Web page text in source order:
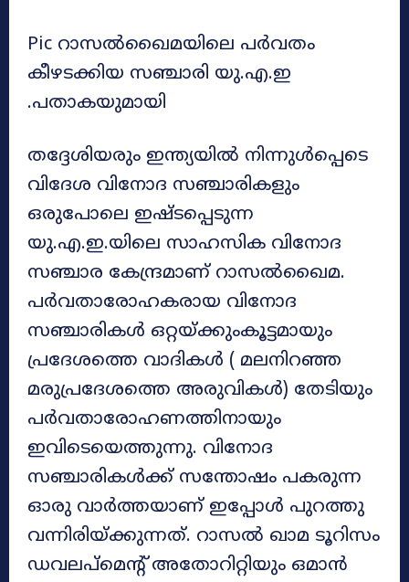
Pic റാസൽഖൈമയിലെ പർവതം
കീഴടക്കിയ സഞ്ചാരി യു.എ.ഇ
.പതാകയുമായി
തദ്ദേശിയരും ഇന്ത്യയിൽ നിന്നുൾപ്പെടെ
വിദേശ വിനോദ സഞ്ചാരികളും
ഒരുപോലെ ഇഷ്ടപ്പെടുന്ന
യു.എ.ഇ.യിലെ സാഹസിക വിനോദ
സഞ്ചാര കേന്ദ്രമാണ് റാസൽഖൈമ.
പർവതാരോഹകരായ വിനോദ
സഞ്ചാരികൾ ഒറ്റയ്ക്കുംകൂട്ടമായും
പ്രദേശത്തെ വാദികൾ ( മലനിറഞ്ഞ
മരുപ്രദേശത്തെ അരുവികൾ) തേടിയും
പർവതാരോഹണത്തിനായും
ഇവിടെയെത്തുന്നു. വിനോദ
സഞ്ചാരികൾക്ക് സന്തോഷം പകരുന്ന
ഓരു വാർത്തയാണ് ഇപ്പോൾ പുറത്തു
വന്നിരിയ്ക്കുന്നത്. റാസൽ ഖാമ ടൂറിസം
ഡവലപ്‌മെന്റ് അതോറിറ്റിയും ഒമാൻ